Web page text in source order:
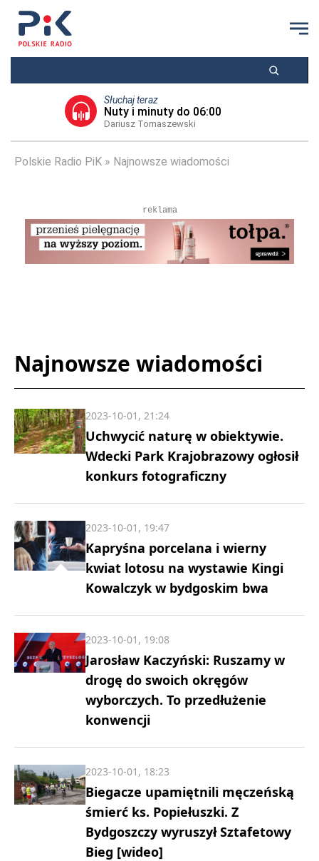
Słuchaj teraz
Nuty i minuty do 06:00
Dariusz Tomaszewski
Polskie Radio PiK Najnowsze wiadomości
reklama
Najnowsze wiadomości
Uchwycić naturę w obiektywie.
Wdecki Park Krajobrazowy ogłosił
konkurs fotograficzny
2023-10-01, 21:24
Kapryśna porcelana i wierny
kwiat lotosu na wystawie Kingi
Kowalczyk w bydgoskim bwa
2023-10-01, 19:47
Jarosław Kaczyński: Ruszamy w
drogę do swoich okręgów
wyborczych. To przedłużenie
konwencji
2023-10-01, 19:08
Biegacze upamiętnili męczeńską
śmierć ks. Popiełuszki. Z
Bydgoszczy wyruszył Sztafetowy
Bieg [wideo]
2023-10-01, 18:23